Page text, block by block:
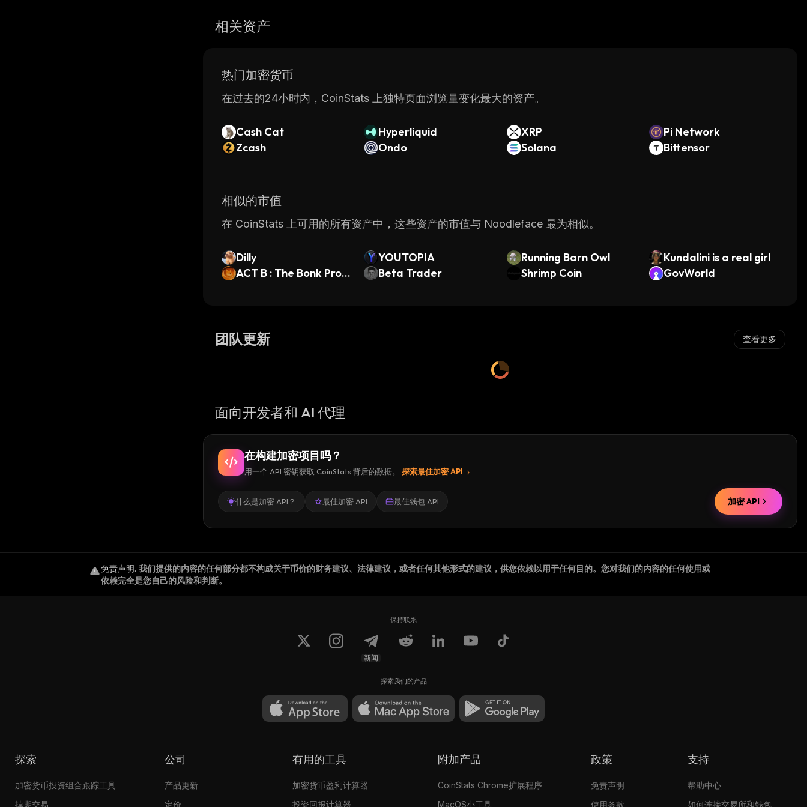
相关资产
热门加密货币
在过去的24小时内，CoinStats 上独特页面浏览量变化最大的资产。
Cash Cat Hyperliquid XRP
Pi Network
Zcash
Ondo Solana Bittensor
相似的市值
在 CoinStats 上可用的所有资产中，这些资产的市值与 Noodleface 最为相似。
Dilly YOUTOPIA Running Barn Owl
Kundalini is a real girl
ACT B : The Bonk Prop
Beta Trader Shrimp Coin GovWorld
团队更新 查看更多
面向开发者和 AI 代理
在构建加密项目吗？
用一个 API 密钥获取 CoinStats 背后的数据。 探索最佳加密 API
什么是加密 API？ 最佳加密 API 最佳钱包 API 加密 API
免责声明. 我们提供的内容的任何部分都不构成关于币价的财务建议、法律建议，或者任何其他形式的建议，供您依赖以用于任何目的。您对我们的内容的任何使用或
依赖完全是您自己的风险和判断。
保持联系
新闻
探索我们的产品
探索
加密货币投资组合跟踪工具
掉期交易
公司
产品更新
定价
有用的工具
加密货币盈利计算器
投资回报计算器
附加产品
CoinStats Chrome扩展程序
MacOS小工具
政策
免责声明
使用条款
支持
帮助中心
如何连接交易所和钱包